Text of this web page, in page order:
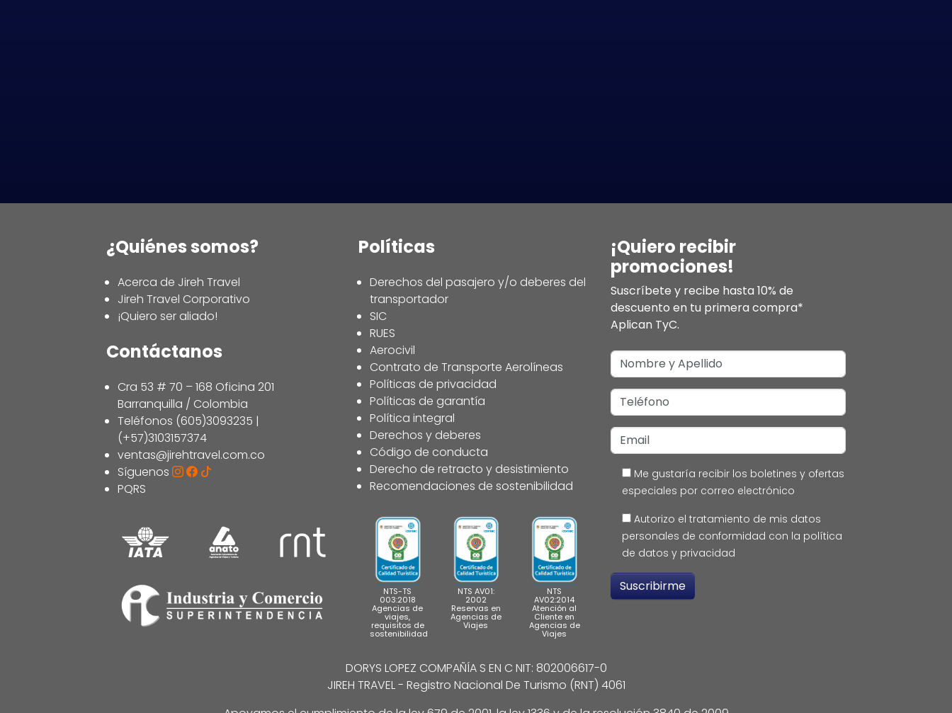
¿Quiénes somos?
Acerca de Jireh Travel
Jireh Travel Corporativo
¡Quiero ser aliado!
Contáctanos
Cra 53 # 70 – 168 Oficina 201
Barranquilla / Colombia
Teléfonos (605)3093235 |
(+57)3103157374
ventas@jirehtravel.com.co
Síguenos
PQRS
Políticas
Derechos del pasajero y/o deberes del
transportador
SIC
RUES
Aerocivil
Contrato de Transporte Aerolíneas
Políticas de privacidad
Políticas de garantía
Política integral
Derechos y deberes
Código de conducta
Derecho de retracto y desistimiento
Recomendaciones de sostenibilidad
NTS-TS
003:2018
Agencias de
viajes,
requisitos de
sostenibilidad
NTS AV01:
2002
Reservas en
Agencias de
Viajes
NTS
AV02:2014
Atención al
Cliente en
Agencias de
Viajes
¡Quiero recibir
promociones!
Suscríbete y recibe hasta 10% de
descuento en tu primera compra*
Aplican TyC.
Me gustaría recibir los boletines y ofertas
especiales por correo electrónico
Autorizo el tratamiento de mis datos
personales de conformidad con la política
de datos y privacidad
DORYS LOPEZ COMPAÑÍA S EN C NIT: 802006617-0
JIREH TRAVEL - Registro Nacional De Turismo (RNT) 4061